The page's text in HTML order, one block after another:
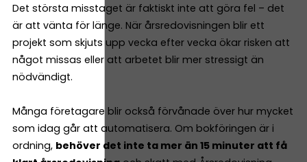
Det största misstaget är faktiskt inte att göra fel – det
är att vänta för länge. När årsredovisningen blir ett
projekt som skjuts upp vecka efter vecka ökar risken att
något missas eller att arbetet blir mer stressigt än
nödvändigt.
Många företagare blir också förvånade över hur mycket
som idag går att automatisera. Om bokföringen är i
ordning, behöver det inte ta mer än 15 minuter att få